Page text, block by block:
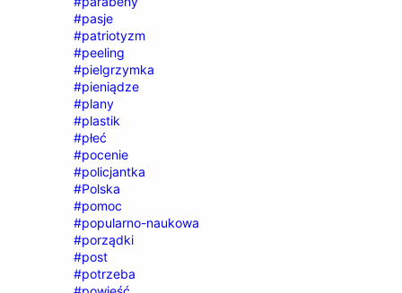
#pasje
#patriotyzm
#peeling
#pielgrzymka
#pieniądze
#plany
#plastik
#płeć
#pocenie
#policjantka
#Polska
#pomoc
#popularno-naukowa
#porządki
#post
#potrzeba